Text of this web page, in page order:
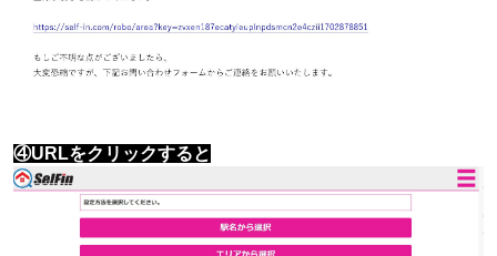
④URLをクリックすると